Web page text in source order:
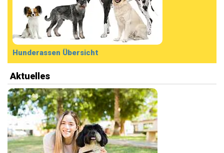
Hunderassen Übersicht
Aktuelles